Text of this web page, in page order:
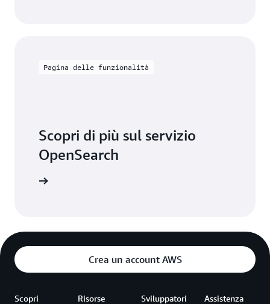
Pagina delle funzionalità
Scopri di più sul servizio
OpenSearch
Crea un account AWS
Scopri Risorse Sviluppatori Assistenza